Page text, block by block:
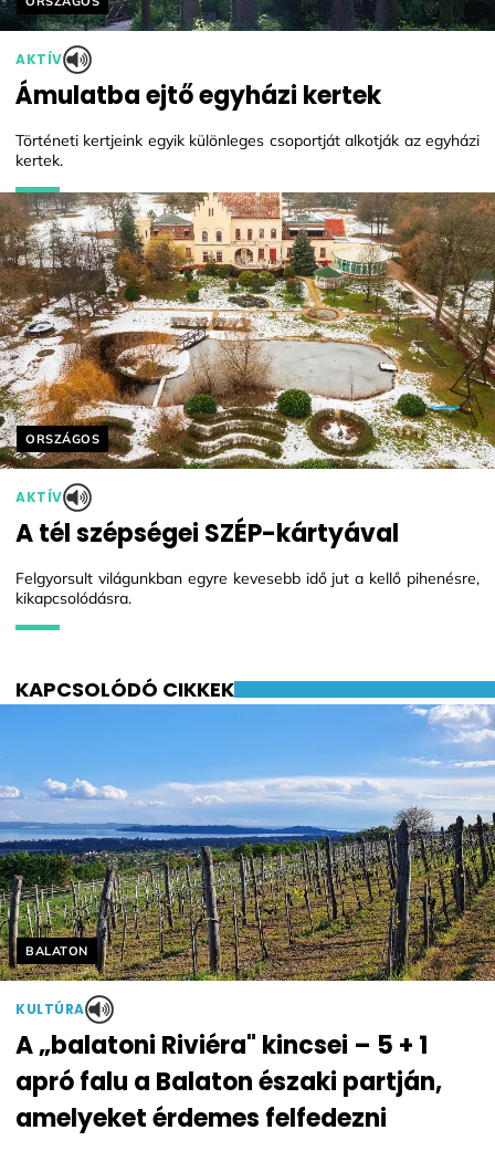
AKTÍV
Ámulatba ejtő egyházi kertek
Történeti kertjeink egyik különleges csoportját alkotják az egyházi
kertek.
Helyszín címkék:
ORSZÁGOS
AKTÍV
A tél szépségei SZÉP-kártyával
Felgyorsult világunkban egyre kevesebb idő jut a kellő pihenésre,
kikapcsolódásra.
KAPCSOLÓDÓ CIKKEK
Helyszín címkék:
BALATON
KULTÚRA
A „balatoni Riviéra" kincsei – 5 + 1
apró falu a Balaton északi partján,
amelyeket érdemes felfedezni